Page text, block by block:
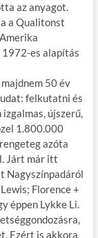
az anyagot.
a Qualitonst
es alapítás
50 év
felkutatni és
újszerű,
1.800.000
azóta
Járt már itt
Nagyszínpadáról
Florence +
éppen Lykke Li.
Ezért is akkora